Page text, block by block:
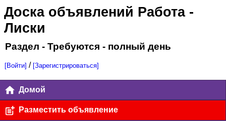
Доска объявлений Работа-
Лиски
Раздел - Требуются - полный день
[Войти] / [Зарегистрироваться]
Домой
Разместить объявление